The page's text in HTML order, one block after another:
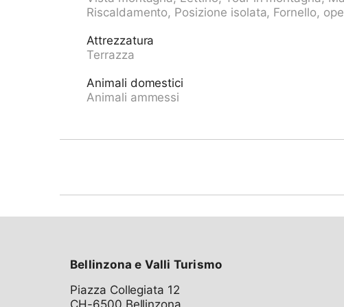
Riscaldamento, Posizione isolata, Fornello,
Attrezzatura
Terrazza
Animali domestici
Animali ammessi
Bellinzona e Valli Turismo
Piazza Collegiata 12
CH-6500 Bellinzona